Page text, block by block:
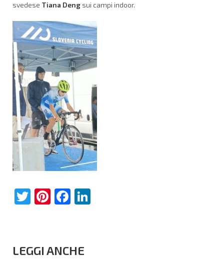
svedese Tiana Deng sui campi indoor.
Twitter
Pinterest
Facebook
LEGGI ANCHE